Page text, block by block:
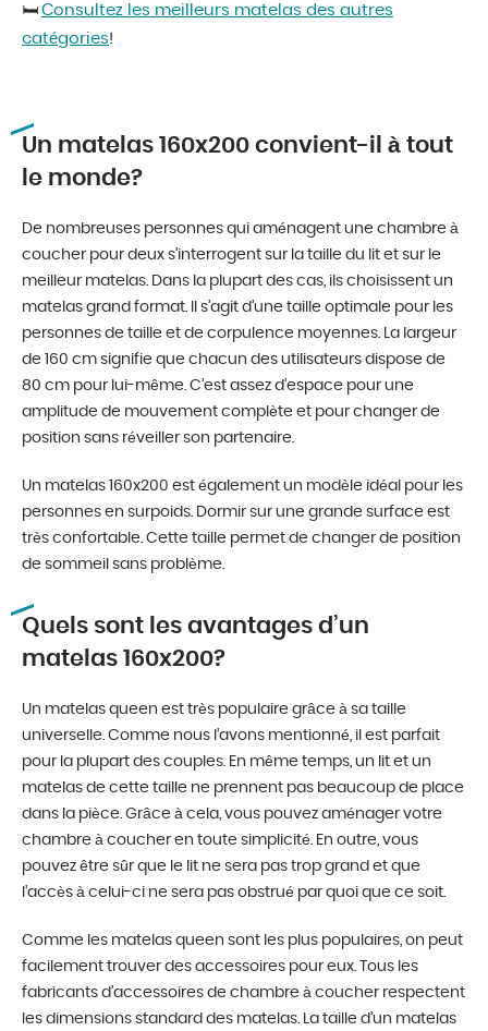
🛏️ Consultez les meilleurs matelas des autres
catégories!
Un matelas 160x200 convient-il à tout
le monde?
De nombreuses personnes qui aménagent une chambre à
coucher pour deux s’interrogent sur la taille du lit et sur le
meilleur matelas. Dans la plupart des cas, ils choisissent un
matelas grand format. Il s’agit d’une taille optimale pour les
personnes de taille et de corpulence moyennes. La largeur
de 160 cm signifie que chacun des utilisateurs dispose de
80 cm pour lui-même. C’est assez d’espace pour une
amplitude de mouvement complète et pour changer de
position sans réveiller son partenaire.
Un matelas 160x200 est également un modèle idéal pour les
personnes en surpoids. Dormir sur une grande surface est
très confortable. Cette taille permet de changer de position
de sommeil sans problème.
Quels sont les avantages d’un
matelas 160x200?
Un matelas queen est très populaire grâce à sa taille
universelle. Comme nous l’avons mentionné, il est parfait
pour la plupart des couples. En même temps, un lit et un
matelas de cette taille ne prennent pas beaucoup de place
dans la pièce. Grâce à cela, vous pouvez aménager votre
chambre à coucher en toute simplicité. En outre, vous
pouvez être sûr que le lit ne sera pas trop grand et que
l’accès à celui-ci ne sera pas obstrué par quoi que ce soit.
Comme les matelas queen sont les plus populaires, on peut
facilement trouver des accessoires pour eux. Tous les
fabricants d’accessoires de chambre à coucher respectent
les dimensions standard des matelas. La taille d’un matelas